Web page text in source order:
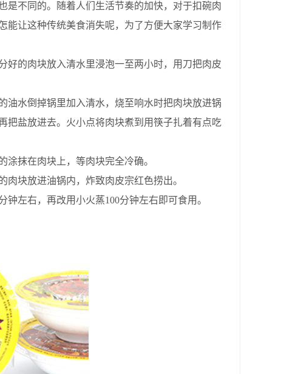
不同的。随着人们生活节奏的加快，对于扣碗肉
能让这种传统美食消失呢，为了方便大家学习制作
的肉块放入清水里浸泡一至两小时，用刀把肉皮
水倒掉锅里加入清水，烧至响水时把肉块放进锅
把盐放进去。火小点将肉块煮到用筷子扎着有点吃
抹在肉块上，等肉块完全冷确。
块放进油锅内，炸致肉皮宗红色捞出。
左右，再改用小火蒸100分钟左右即可食用。